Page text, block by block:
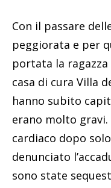
Con il passare
peggiorata e per
portata la
casa di cura Villa
hanno subito
erano molto
cardiaco dopo
denunciato
sono state